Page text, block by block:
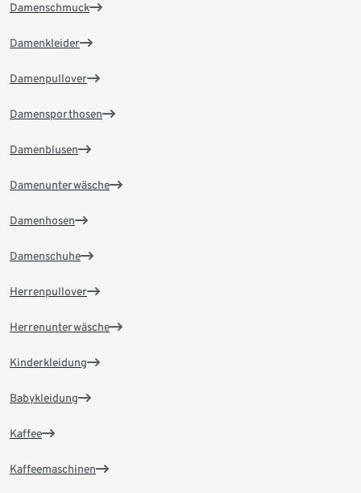
Damenschmuck
Damenkleider
Damenpullover
Damensporthosen
Damenblusen
Damenunterwäsche
Damenhosen
Damenschuhe
Herrenpullover
Herrenunterwäsche
Kinderkleidung
Babykleidung
Kaffee
Kaffeemaschinen